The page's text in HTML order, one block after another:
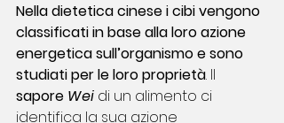
Nella dietetica cinese i cibi vengono
classificati in base alla loro azione
energetica sull’organismo e sono
studiati per le loro proprietà. Il
sapore Wei di un alimento ci
identifica la sua azione